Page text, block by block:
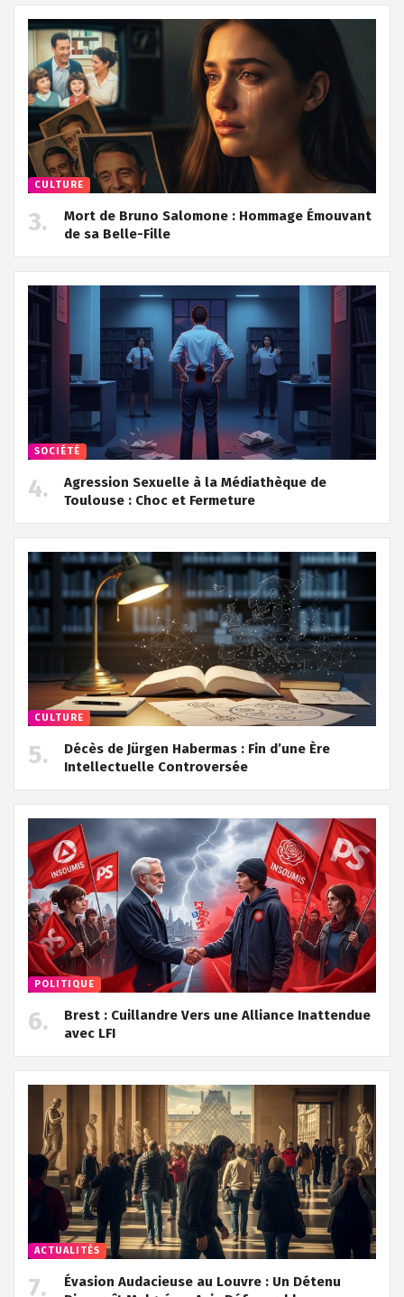
CULTURE
Mort de Bruno Salomone : Hommage Émouvant
de sa Belle-Fille
SOCIÉTÉ
Agression Sexuelle à la Médiathèque de
Toulouse : Choc et Fermeture
CULTURE
Décès de Jürgen Habermas : Fin d’une Ère
Intellectuelle Controversée
POLITIQUE
Brest : Cuillandre Vers une Alliance Inattendue
avec LFI
ACTUALITÉS
Évasion Audacieuse au Louvre : Un Détenu